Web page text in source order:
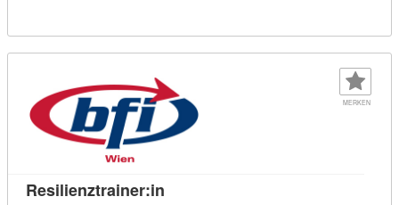
MERKEN
Resilienztrainer:in